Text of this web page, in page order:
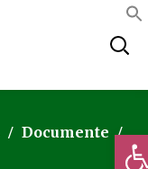
Documente